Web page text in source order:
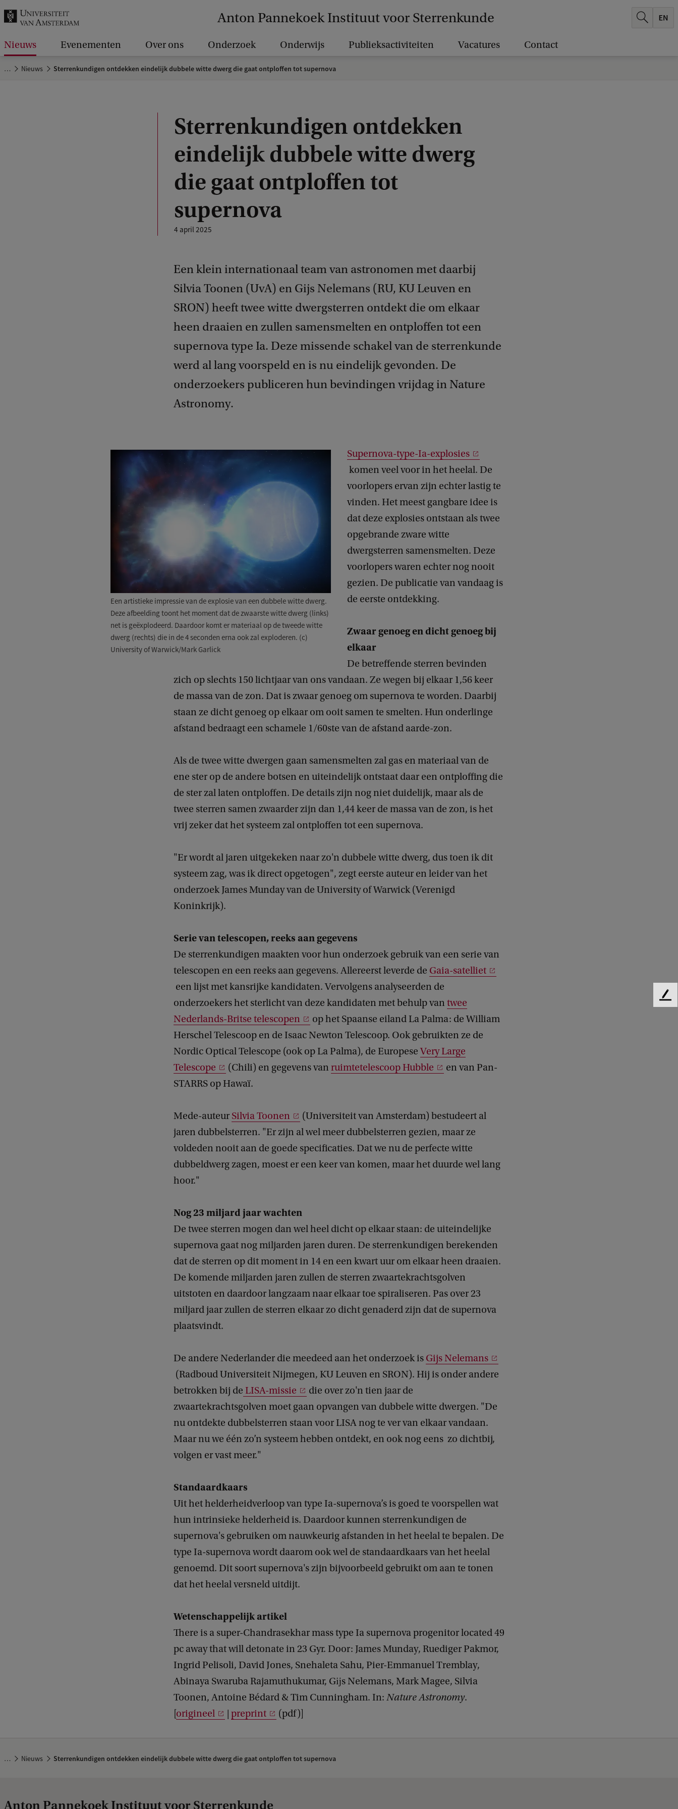
Anton Pannekoek Instituut voor Sterrenkunde
.
Nieuws Evenementen Over ons Onderzoek Onderwijs Publieksactiviteiten Vacatures Contact
… Nieuws Sterrenkundigen ontdekken eindelijk dubbele witte dwerg die gaat ontploffen tot supernova
Sterrenkundigen ontdekken
eindelijk dubbele witte dwerg
die gaat ontploffen tot
supernova
4 april 2025
Een klein internationaal team van astronomen met daarbij
Silvia Toonen (UvA) en Gijs Nelemans (RU, KU Leuven en
SRON) heeft twee witte dwergsterren ontdekt die om elkaar
heen draaien en zullen samensmelten en ontploffen tot een
supernova type Ia. Deze missende schakel van de sterrenkunde
werd al lang voorspeld en is nu eindelijk gevonden. De
onderzoekers publiceren hun bevindingen vrijdag in Nature
Astronomy.
Een artistieke impressie van de explosie van een dubbele witte dwerg.
Deze afbeelding toont het moment dat de zwaarste witte dwerg (links)
net is geëxplodeerd. Daardoor komt er materiaal op de tweede witte
dwerg (rechts) die in de 4 seconden erna ook zal exploderen. (c)
University of Warwick/Mark Garlick
Supernova-type-Ia-explosies
komen veel voor in het heelal. De
voorlopers ervan zijn echter lastig te
vinden. Het meest gangbare idee is
dat deze explosies ontstaan als twee
opgebrande zware witte
dwergsterren samensmelten. Deze
voorlopers waren echter nog nooit
gezien. De publicatie van vandaag is
de eerste ontdekking.
Zwaar genoeg en dicht genoeg bij
elkaar
De betreffende sterren bevinden
zich op slechts 150 lichtjaar van ons vandaan. Ze wegen bij elkaar 1,56 keer
de massa van de zon. Dat is zwaar genoeg om supernova te worden. Daarbij
staan ze dicht genoeg op elkaar om ooit samen te smelten. Hun onderlinge
afstand bedraagt een schamele 1/60ste van de afstand aarde-zon.
Als de twee witte dwergen gaan samensmelten zal gas en materiaal van de
ene ster op de andere botsen en uiteindelijk ontstaat daar een ontploffing die
de ster zal laten ontploffen. De details zijn nog niet duidelijk, maar als de
twee sterren samen zwaarder zijn dan 1,44 keer de massa van de zon, is het
vrij zeker dat het systeem zal ontploffen tot een supernova.
"Er wordt al jaren uitgekeken naar zo'n dubbele witte dwerg, dus toen ik dit
systeem zag, was ik direct opgetogen", zegt eerste auteur en leider van het
onderzoek James Munday van de University of Warwick (Verenigd
Koninkrijk).
Serie van telescopen, reeks aan gegevens
De sterrenkundigen maakten voor hun onderzoek gebruik van een serie van
telescopen en een reeks aan gegevens. Allereerst leverde de Gaia-satelliet
een lijst met kansrijke kandidaten. Vervolgens analyseerden de
onderzoekers het sterlicht van deze kandidaten met behulp van twee
Nederlands-Britse telescopen
op het Spaanse eiland La Palma: de William
Herschel Telescoop en de Isaac Newton Telescoop. Ook gebruikten ze de
Nordic Optical Telescope (ook op La Palma), de EuropeseVery Large
Telescope
(Chili) en gegevens van ruimtetelescoop Hubble
en van Pan-
STARRS op Hawaï.
Mede-auteur Silvia Toonen
(Universiteit van Amsterdam) bestudeert al
jaren dubbelsterren. "Er zijn al wel meer dubbelsterren gezien, maar ze
voldeden nooit aan de goede specificaties. Dat we nu de perfecte witte
dubbeldwerg zagen, moest er een keer van komen, maar het duurde wel lang
hoor."
Nog 23 miljard jaar wachten
De twee sterren mogen dan wel heel dicht op elkaar staan: de uiteindelijke
supernova gaat nog miljarden jaren duren. De sterrenkundigen berekenden
dat de sterren op dit moment in 14 en een kwart uur om elkaar heen draaien.
De komende miljarden jaren zullen de sterren zwaartekrachtsgolven
uitstoten en daardoor langzaam naar elkaar toe spiraliseren. Pas over 23
miljard jaar zullen de sterren elkaar zo dicht genaderd zijn dat de supernova
plaatsvindt.
De andere Nederlander die meedeed aan het onderzoek is Gijs Nelemans
(Radboud Universiteit Nijmegen, KU Leuven en SRON). Hij is onder andere
betrokken bij de LISA-missie
die over zo'n tien jaar de
zwaartekrachtsgolven moet gaan opvangen van dubbele witte dwergen. "De
nu ontdekte dubbelsterren staan voor LISA nog te ver van elkaar vandaan.
Maar nu we één zo’n systeem hebben ontdekt, en ook nog eens zo dichtbij,
volgen er vast meer."
Standaardkaars
Uit het helderheidverloop van type Ia-supernova’s is goed te voorspellen wat
hun intrinsieke helderheid is. Daardoor kunnen sterrenkundigen de
supernova's gebruiken om nauwkeurig afstanden in het heelal te bepalen. De
type Ia-supernova wordt daarom ook wel de standaardkaars van het heelal
genoemd. Dit soort supernova's zijn bijvoorbeeld gebruikt om aan te tonen
dat het heelal versneld uitdijt.
Wetenschappelijk artikel
There is a super-Chandrasekhar mass type Ia supernova progenitor located 49
pc away that will detonate in 23 Gyr. Door: James Munday, Ruediger Pakmor,
Ingrid Pelisoli, David Jones, Snehaleta Sahu, Pier-Emmanuel Tremblay,
Abinaya Swaruba Rajamuthukumar, Gĳs Nelemans, Mark Magee, Silvia
Toonen, Antoine Bédard & Tim Cunningham. In: Nature Astronomy.
origineel preprint (pdf)]
… Nieuws Sterrenkundigen ontdekken eindelijk dubbele witte dwerg die gaat ontploffen tot supernova
Anton Pannekoek Instituut voor Sterrenkunde
F